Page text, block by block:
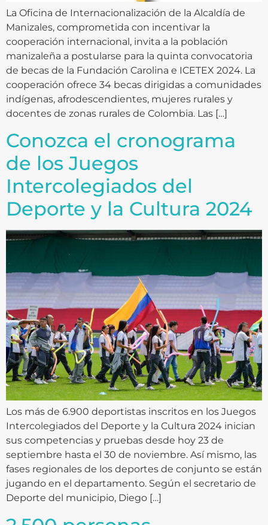
La Oficina de Internacionalización de la Alcaldía de
Manizales, comprometida con incentivar la
cooperación internacional, invita a la población
manizaleña a postularse para la quinta convocatoria
de becas de la Fundación Carolina e ICETEX 2024. La
cooperación ofrece 34 becas dirigidas a comunidades
indígenas, afrodescendientes, mujeres rurales y
docentes de zonas rurales de Colombia. Las […]
Conozca el cronograma
de los Juegos
Intercolegiados del
Deporte y la Cultura 2024
Los más de 6.900 deportistas inscritos en los Juegos
Intercolegiados del Deporte y la Cultura 2024 inician
sus competencias y pruebas desde hoy 23 de
septiembre hasta el 30 de noviembre. Así mismo, las
fases regionales de los deportes de conjunto se están
jugando en el departamento. Según el secretario de
Deporte del municipio, Diego […]